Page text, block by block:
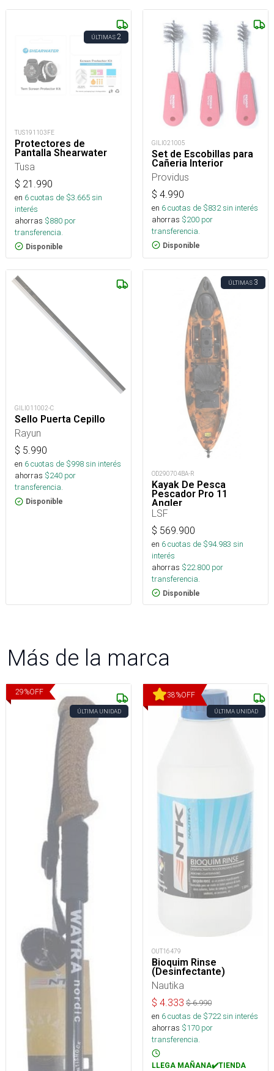
ÚLTIMAS2
TUS191103FE
Protectores de
Pantalla Shearwater
Tusa
$ 21.990
en 6cuotas de $3.665sin
interés
ahorras $880 por
transferencia.
Disponible
GILI021005
Set de Escobillas para
Cañeria Interior
Providus
$ 4.990
en 6cuotas de $832sin interés
ahorras $200 por
transferencia.
Disponible
GILI011002-C
Sello Puerta Cepillo
Rayun
$ 5.990
en 6cuotas de $998sin interés
ahorras $240 por
transferencia.
Disponible
ÚLTIMAS3
OD290704BA-R
Kayak De Pesca
Pescador Pro 11
Angler
LSF
$ 569.900
en 6cuotas de $94.983 sin
interés
ahorras $22.800 por
transferencia.
Disponible
Más de la marca
29%OFF
ÚLTIMA UNIDAD
38%OFF
ÚLTIMA UNIDAD
OUT16479
Bioquim Rinse
(Desinfectante)
Nautika
$ 4.333 $6.990
en 6cuotas de $722sin interés
ahorras $170 por
transferencia.
LLEGA MAÑANA✔️TIENDA